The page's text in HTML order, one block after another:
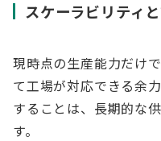
スケーラビリティ
現時点の生産能力だけ
て工場が対応できる余
することは、長期的な
す。